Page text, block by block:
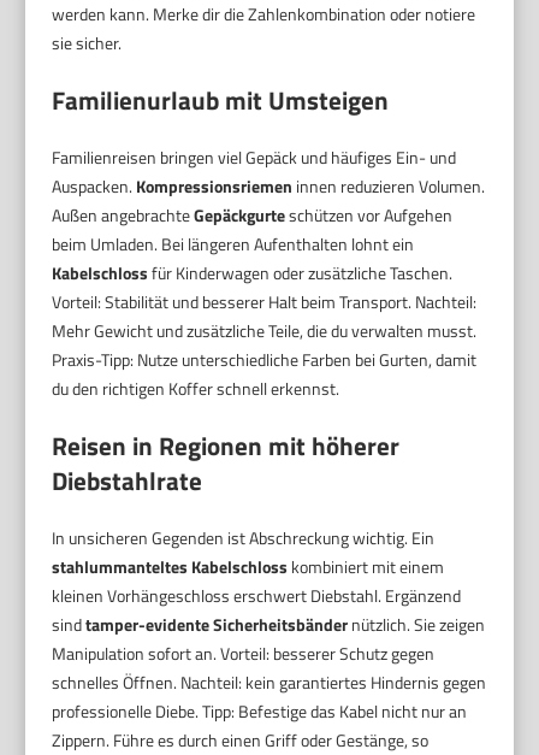
werden kann. Merke dir die Zahlenkombination oder notiere
sie sicher.
Familienurlaub mit Umsteigen
Familienreisen bringen viel Gepäck und häufiges Ein- und
Auspacken. Kompressionsriemen innen reduzieren Volumen.
Außen angebrachteGepäckgurteschützen vor Aufgehen
beim Umladen. Bei längeren Aufenthalten lohnt ein
Kabelschlossfür Kinderwagen oder zusätzliche Taschen.
Vorteil: Stabilität und besserer Halt beim Transport. Nachteil:
Mehr Gewicht und zusätzliche Teile, die du verwalten musst.
Praxis-Tipp: Nutze unterschiedliche Farben bei Gurten, damit
du den richtigen Koffer schnell erkennst.
Reisen in Regionen mit höherer
Diebstahlrate
In unsicheren Gegenden ist Abschreckung wichtig. Ein
stahlummanteltes Kabelschloss kombiniert mit einem
kleinen Vorhängeschloss erschwert Diebstahl. Ergänzend
sindtamper-evidente Sicherheitsbändernützlich. Sie zeigen
Manipulation sofort an. Vorteil: besserer Schutz gegen
schnelles Öffnen. Nachteil: kein garantiertes Hindernis gegen
professionelle Diebe. Tipp: Befestige das Kabel nicht nur an
Zippern. Führe es durch einen Griff oder Gestänge, so